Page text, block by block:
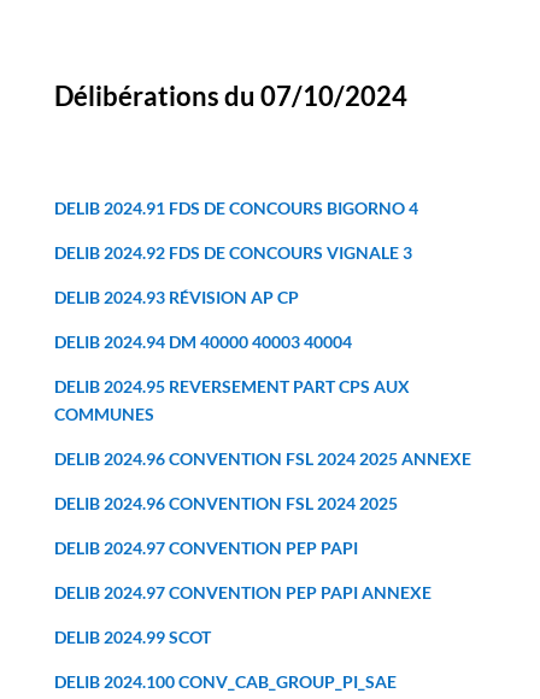
Délibérations du 07/10/2024
DELIB 2024.91 FDS DE CONCOURS BIGORNO 4
DELIB 2024.92 FDS DE CONCOURS VIGNALE 3
DELIB 2024.93 RÉVISION AP CP
DELIB 2024.94 DM 40000 40003 40004
DELIB 2024.95 REVERSEMENT PART CPS AUX
COMMUNES
DELIB 2024.96 CONVENTION FSL 2024 2025 ANNEXE
DELIB 2024.96 CONVENTION FSL 2024 2025
DELIB 2024.97 CONVENTION PEP PAPI
DELIB 2024.97 CONVENTION PEP PAPI ANNEXE
DELIB 2024.99 SCOT
DELIB 2024.100 CONV_CAB_GROUP_PI_SAE